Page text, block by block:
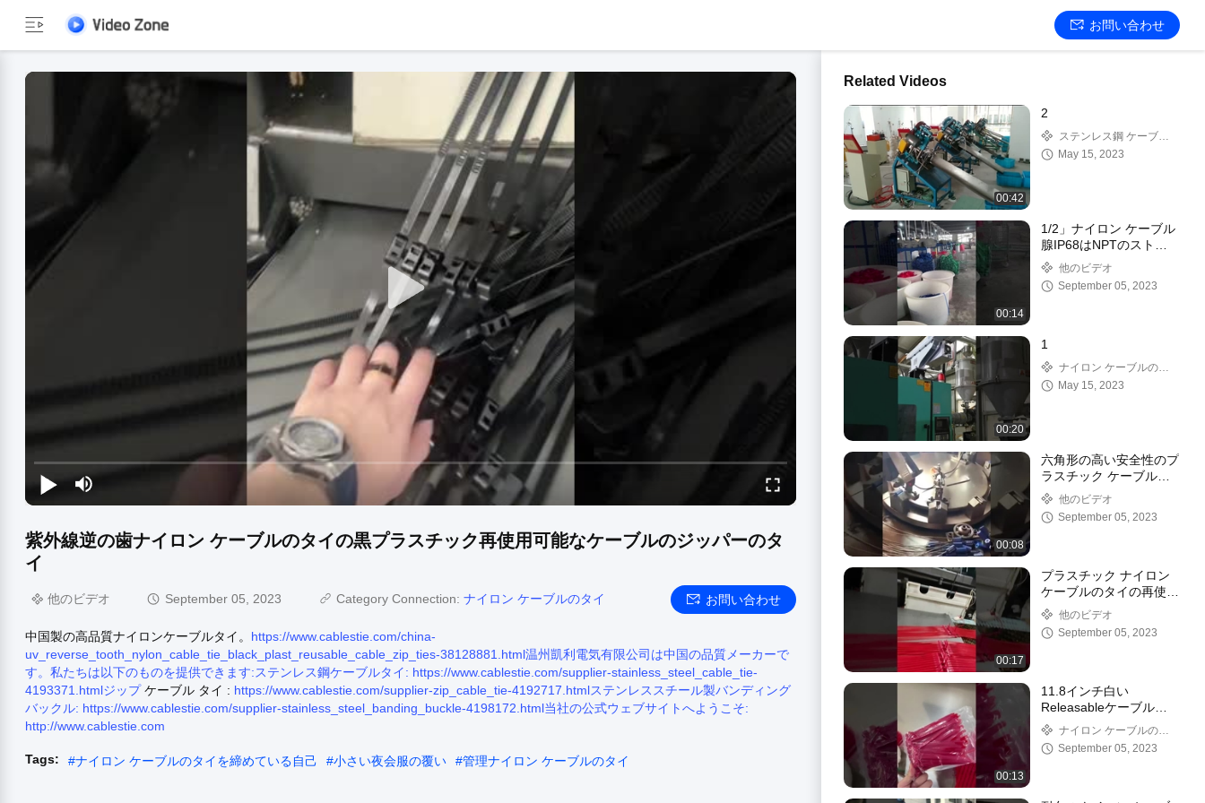
お問い合わせ
紫外線逆の歯ナイロン ケーブルのタイの黒プラスチック再使用可能なケーブルのジッパーのタ
イ
他のビデオ September 05, 2023 Category Connection: ナイロン ケーブルのタイ お問い合わせ
中国製の高品質ナイロンケーブルタイ。 https://www.cablestie.com/china-
uv_reverse_tooth_nylon_cable_tie_black_plast_reusable_cable_zip_ties-38128881.html温州凱利電気有限公司は中国の品質メーカーで
す。私たちは以下のものを提供できます:ステンレス鋼ケーブルタイ: https://www.cablestie.com/supplier-stainless_steel_cable_tie-
4193371.htmlジップケーブル タイ : https://www.cablestie.com/supplier-zip_cable_tie-4192717.htmlステンレススチール製バンディング
バックル: https://www.cablestie.com/supplier-stainless_steel_banding_buckle-4198172.html当社の公式ウェブサイトへようこそ:
http://www.cablestie.com
Tags: #ナイロン ケーブルのタイを締めている自己 #小さい夜会服の覆い #管理ナイロン ケーブルのタイ
Related Videos
00:42
2
ステンレス鋼 ケーブル
のタイMay 15, 2023
00:14
1/2」ナイロン ケーブル
腺IP68はNPTのストレ
イン・レリーフのナイロ
ン コードのグリップを
防水する
他のビデオ
September 05, 2023
00:20
1
ナイロン ケーブルのタ
イ
May 15, 2023
00:08
六角形の高い安全性のプ
ラスチック ケーブルの
シールはSSにケーブル
で通信する中心1.8mm
X300mmを塗った
他のビデオ
September 05, 2023
00:17
プラスチック ナイロン
ケーブルのタイの再使用
可能なReleasable 8イン
チの黒色150x7.2mm
他のビデオ
September 05, 2023
00:13
11.8インチ白い
Releasableケーブルの
タイ200 x 8.0mm再使用
可能なナイロン ケーブ
ルのタイ
ナイロン ケーブルのタ
イ September 05, 2023